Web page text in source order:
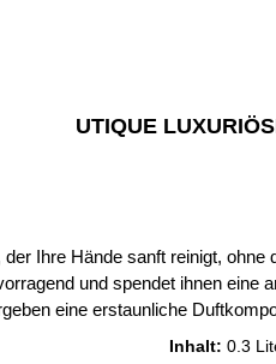
UTIQUE
Ihre Hände sanft reinigt,
und spendet ihnen
eine erstaunliche
Inhalt: 0.3